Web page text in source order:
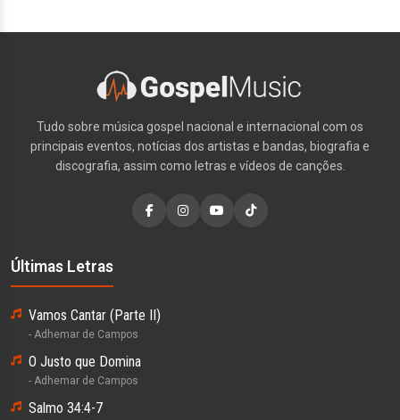
Tudo sobre música gospel nacional e internacional com os
principais eventos, notícias dos artistas e bandas, biografia e
discografia, assim como letras e vídeos de canções.
Últimas Letras
Vamos Cantar (Parte II)
- Adhemar de Campos
O Justo que Domina
- Adhemar de Campos
Salmo 34:4-7